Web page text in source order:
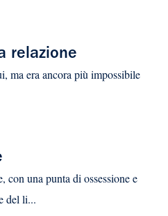
relazione
ma era ancora più impossibile
con una punta di ossessione e
del li...